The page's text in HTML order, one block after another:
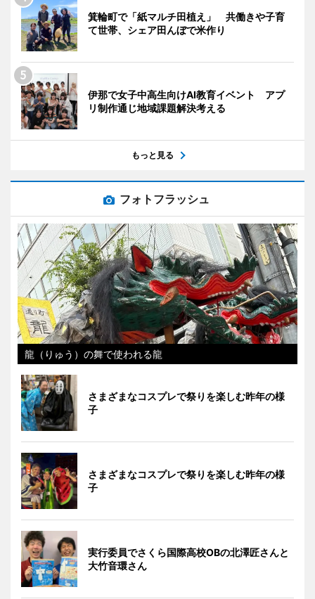
箕輪町で「紙マルチ田植え」 共働きや子育
て世帯、シェア田んぼで米作り
伊那で女子中高生向けAI教育イベント アプ
リ制作通じ地域課題解決考える
もっと見る
フォトフラッシュ
龍（りゅう）の舞で使われる龍
さまざまなコスプレで祭りを楽しむ昨年の様
子
さまざまなコスプレで祭りを楽しむ昨年の様
子
実行委員でさくら国際高校OBの北澤匠さんと
大竹音環さん